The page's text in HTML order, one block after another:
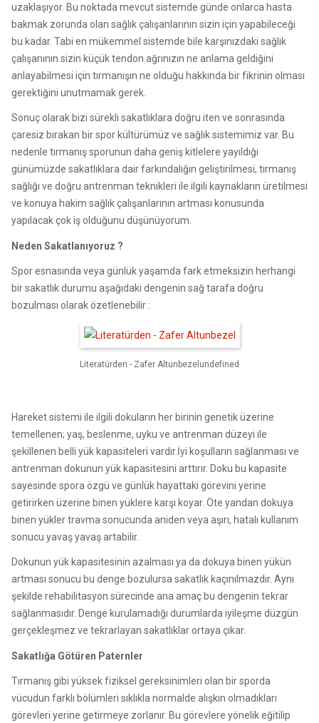
uzaklaşıyor. Bu noktada mevcut sistemde günde onlarca hasta
bakmak zorunda olan sağlık çalışanlarının sizin için yapabileceği
bu kadar. Tabi en mükemmel sistemde bile karşınızdaki sağlık
çalışanının sizin küçük tendon ağrınızın ne anlama geldiğini
anlayabilmesi için tırmanışın ne olduğu hakkında bir fikrinin olması
gerektiğini unutmamak gerek.
Sonuç olarak bizi sürekli sakatlıklara doğru iten ve sonrasında
çaresiz bırakan bir spor kültürümüz ve sağlık sistemimiz var. Bu
nedenle tırmanış sporunun daha geniş kitlelere yayıldığı
günümüzde sakatlıklara dair farkındalığın geliştirilmesi, tırmanış
sağlığı ve doğru antrenman teknikleri ile ilgili kaynakların üretilmesi
ve konuya hakim sağlık çalışanlarının artması konusunda
yapılacak çok iş olduğunu düşünüyorum.
Neden Sakatlanıyoruz ?
Spor esnasında veya günlük yaşamda fark etmeksizin herhangi
bir sakatlık durumu aşağıdaki dengenin sağ tarafa doğru
bozulması olarak özetlenebilir :
Literatürden - Zafer Altunbezelundefined
Hareket sistemi ile ilgili dokuların her birinin genetik üzerine
temellenen; yaş, beslenme, uyku ve antrenman düzeyi ile
şekillenen belli yük kapasiteleri vardır.İyi koşulların sağlanması ve
antrenman dokunun yük kapasitesini arttırır. Doku bu kapasite
sayesinde spora özgü ve günlük hayattaki görevini yerine
getirirken üzerine binen yüklere karşı koyar. Öte yandan dokuya
binen yükler travma sonucunda aniden veya aşırı, hatalı kullanım
sonucu yavaş yavaş artabilir.
Dokunun yük kapasitesinin azalması ya da dokuya binen yükün
artması sonucu bu denge bozulursa sakatlık kaçınılmazdır. Aynı
şekilde rehabilitasyon sürecinde ana amaç bu dengenin tekrar
sağlanmasıdır. Denge kurulamadığı durumlarda iyileşme düzgün
gerçekleşmez ve tekrarlayan sakatlıklar ortaya çıkar.
Sakatlığa Götüren Paternler
Tırmanış gibi yüksek fiziksel gereksinimleri olan bir sporda
vücudun farklı bölümleri sıklıkla normalde alışkın olmadıkları
görevleri yerine getirmeye zorlanır. Bu görevlere yönelik eğitilip